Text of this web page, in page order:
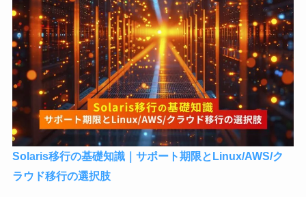
Solaris移行の基礎知識｜サポート期限とLinux/AWS/ク
ラウド移行の選択肢